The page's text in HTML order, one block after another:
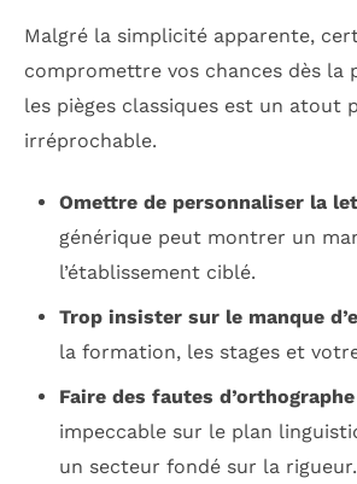
Malgré la simplicité apparente,
compromettre vos chances dès la
les pièges classiques est un atout
irréprochable.
Omettre de personnaliser la
générique peut montrer un
l’établissement ciblé.
Trop insister sur le manque
la formation, les stages et
Faire des fautes
impeccable sur le plan
un secteur fondé sur la rigueur.